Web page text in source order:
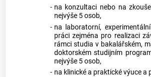
- na konzultaci nebo na
nejvýše 5 osob,
- na laboratorní,
práci zejména pro realizaci
rámci studia v bakalářském,
doktorském studijním
nejvýše 5 osob,
- na klinické a praktické výuce a